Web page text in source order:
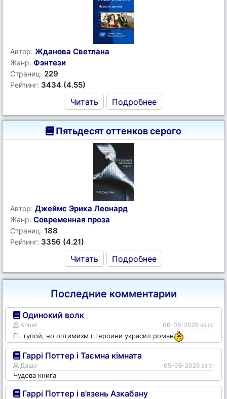
Автор: Жданова Светлана
Жанр: Фэнтези
Страниц: 229
Рейтинг: 3434 (4.55)
Читать Подробнее
Пятьдесят оттенков серого
Автор: Джеймс Эрика Леонард
Жанр: Современная проза
Страниц: 188
Рейтинг: 3356 (4.21)
Читать Подробнее
Последние комментарии
Одинокий волк
Annat 06-08-2026 00:00
Гг. тупой, но оптимизм г.героини украсил роман
Гаррі Поттер і Таємна кімната
Даша 05-08-2026 23:31
Чудова книга
Гаррі Поттер і в’язень Азкабану